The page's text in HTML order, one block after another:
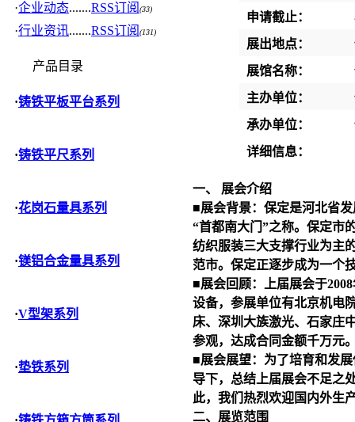
·企业动态.......RSS订阅 (33)
·行业资讯.......RSS订阅 (131)
产品目录
·铸铁平板平台系列
·铸铁平尺系列
·花岗石量具系列
·镁铝合金量具系列
·V型架系列
·垫铁系列
申请截止：
展出地点：
展馆名称：
主办单位：
承办单位：
详细信息：
一、 展会介绍
■展会背景：保定是河北省
“首都南大门”之称。保定市
纺织服装三大支撑行业为主
范市。保定正逐步成为一个
■展会回顾：上届展会于
设备，参展单位有北京机电
床、深圳大族激光、石家庄
参观，达成合同金额千万元
■展会展望：为了培育和发
导下，总结上届展会不足之
此，我们热烈欢迎国内外生
二、展览范围